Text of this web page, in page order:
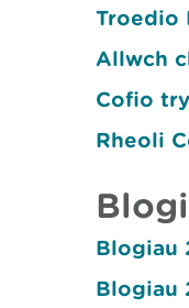
Troedio
Allwch
Cofio
Rheoli
Blogiau
Blogiau